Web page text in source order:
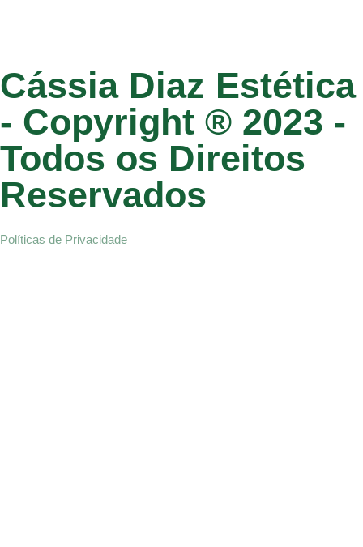
Cássia Diaz Estética
- Copyright ® 2023 -
Todos os Direitos
Reservados
Políticas de Privacidade